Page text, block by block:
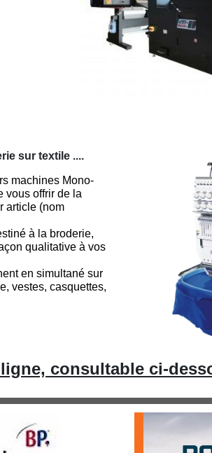
sur textile ....
machines Mono-
vous offrir de la
article (nom
à la broderie,
qualitative à vos
en simultané sur
vestes, casquettes,
consultable ci-